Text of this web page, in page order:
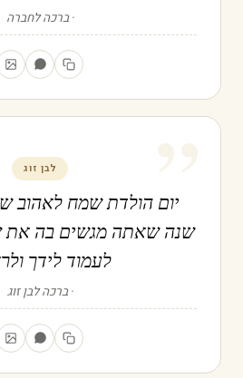
ברכה לחברה
” לבן זוג
יום הולדת שמח לאהוב
שנה שאתה מגשים בה את
לעמוד לידך
ברכה לבן זוג